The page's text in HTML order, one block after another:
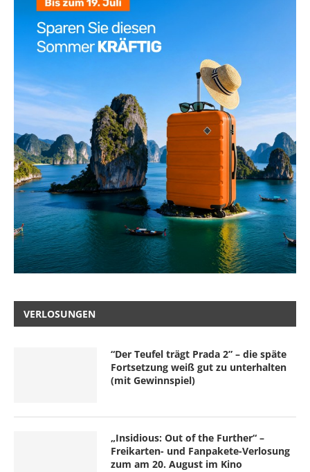
VERLOSUNGEN
“Der Teufel trägt Prada 2” – die späte
Fortsetzung weiß gut zu unterhalten
(mit Gewinnspiel)
„Insidious: Out of the Further“ –
Freikarten- und Fanpakete-Verlosung
zum am 20. August im Kino